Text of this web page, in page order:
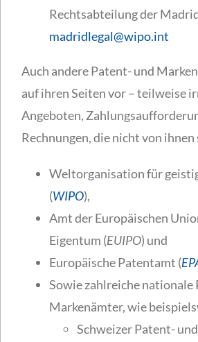
Rechtsabteilung der
madridlegal@wipo.int
Auch andere Patent- und
auf ihren Seiten vor – teilweise
Angeboten,
Rechnungen, die nicht von
Weltorganisation für
(WIPO),
Amt der Europäischen
Eigentum (EUIPO) und
Europäische Patentamt (
Sowie zahlreiche nationale
Markenämter, wie
Schweizer Patent-